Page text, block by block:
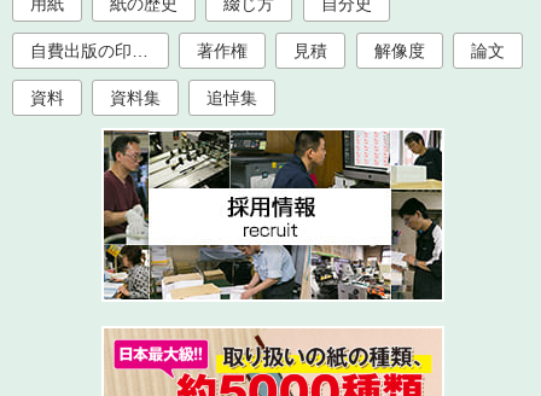
自費出版の印刷製本 著作権 見積 解像度 論文
資料 資料集 追悼集